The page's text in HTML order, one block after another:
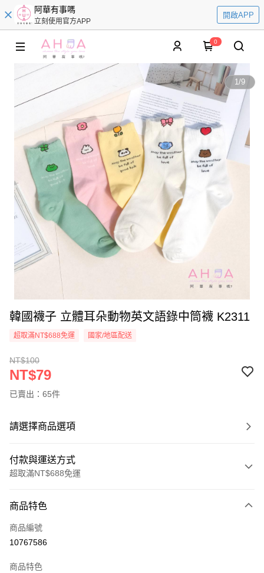
阿華有事嗎
立刻使用官方APP
開啟APP
0
1/9
韓國襪子 立體耳朵動物英文語錄中筒襪 K2311
超取滿NT$688免運 國家/地區配送
NT$100
NT$79
已賣出：65件
請選擇商品選項
付款與運送方式
超取滿NT$688免運
信用卡一次付款
超商取貨付款
商品特色
商品編號
10767586
商品特色